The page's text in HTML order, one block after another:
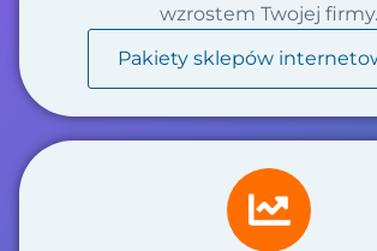
wzrostem Twojej firmy.
Pakiety sklepów